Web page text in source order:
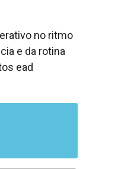
no ritmo
e da rotina
ead